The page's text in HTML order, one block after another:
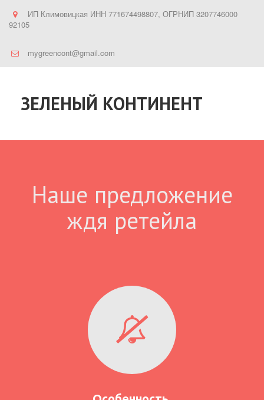
ИП Климовицкая ИНН 771674498807, ОГРНИП 3207746000
92105
mygreencont@gmail.com
ЗЕЛЕНЫЙ КОНТИНЕНТ
Наше предложение
ждя ретейла